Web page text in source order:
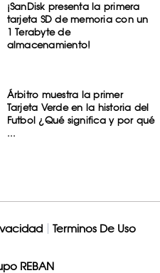
¡SanDisk presenta la primera
tarjeta SD de memoria con un
1 Terabyte de
almacenamiento!
Árbitro muestra la primer
Tarjeta Verde en la historia del
Futbol ¿Qué significa y por qué
...
Terminos De Uso
REBAN